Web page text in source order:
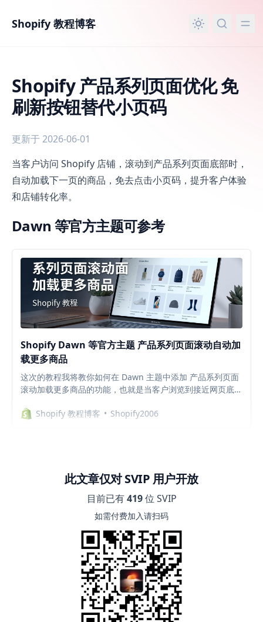
Shopify 教程博客
Shopify 产品系列页面优化 免
刷新按钮替代小页码
更新于 2026-06-01
Shopify 产品系列页面优化 免刷新按钮替代小页码
当客户访问 Shopify 店铺，滚动到产品系列页面底部时，
自动加载下一页的商品，免去点击小页码，提升客户体验
和店铺转化率。
Dawn 等官方主题可参考
Shopify Dawn 等官方主题 产品系列页面滚动自动加
载更多商品
这次的教程我将教你如何在 Dawn 主题中添加 产品系列页面
滚动加载更多商品的功能，也就是当客户浏览到接近网页底部
一页按钮的操作，提升用户体验和店铺订单转化率。
Shopify 教程博客 Shopify2006
此文章仅对 SVIP 用户开放
目前已有419位 SVIP
如需付费加入请扫码